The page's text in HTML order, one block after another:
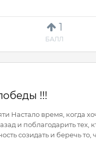
1
БАЛЛ
!!!
Настало время, когда
и поблагодарить тех,
созидать и беречь то,